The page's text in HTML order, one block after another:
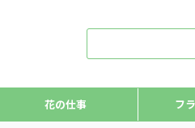
花の仕事 フ